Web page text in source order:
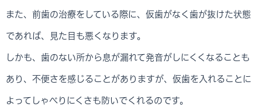
また、前歯の治療をしている際に、仮歯がなく歯が抜けた状態
であれば、見た目も悪くなります。
しかも、歯のない所から息が漏れて発音がしにくくなることも
あり、不便さを感じることがありますが、仮歯を入れることに
よってしゃべりにくさも防いでくれるのです。